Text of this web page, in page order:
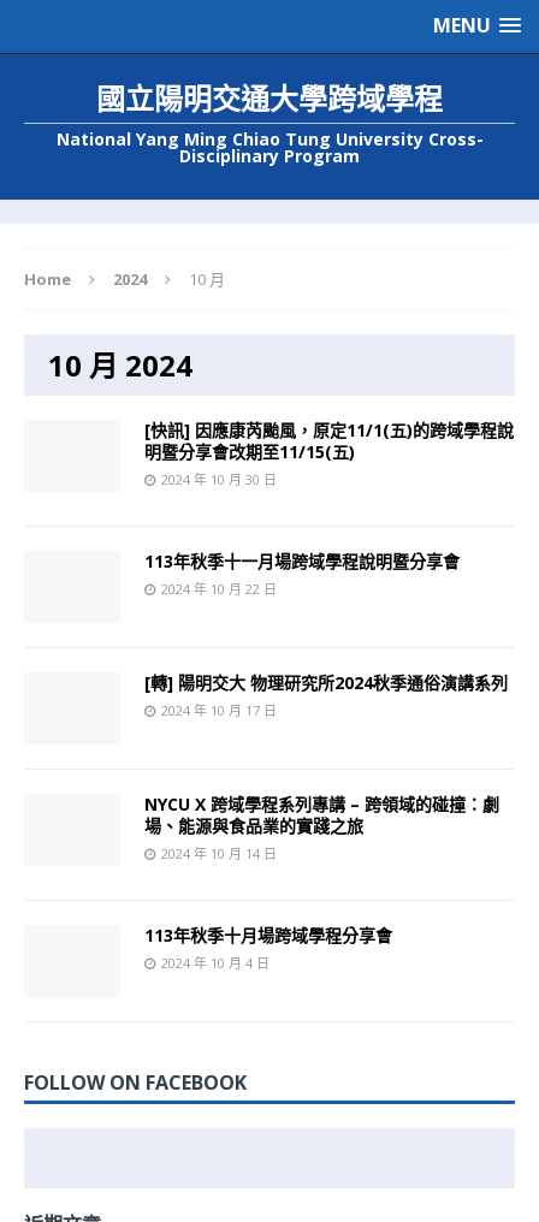
MENU
國立陽明交通大學跨域學程
National Yang Ming Chiao Tung University Cross-
Disciplinary Program
Home 2024 10 月
10 月 2024
[快訊] 因應康芮颱風，原定11/1(五)的跨域學程說
明暨分享會改期至11/15(五)
2024 年 10 月 30 日
113年秋季十一月場跨域學程說明暨分享會
2024 年 10 月 22 日
[轉] 陽明交大 物理研究所2024秋季通俗演講系列
2024 年 10 月 17 日
NYCU X 跨域學程系列專講 – 跨領域的碰撞：劇
場、能源與食品業的實踐之旅
2024 年 10 月 14 日
113年秋季十月場跨域學程分享會
2024 年 10 月 4 日
FOLLOW ON FACEBOOK